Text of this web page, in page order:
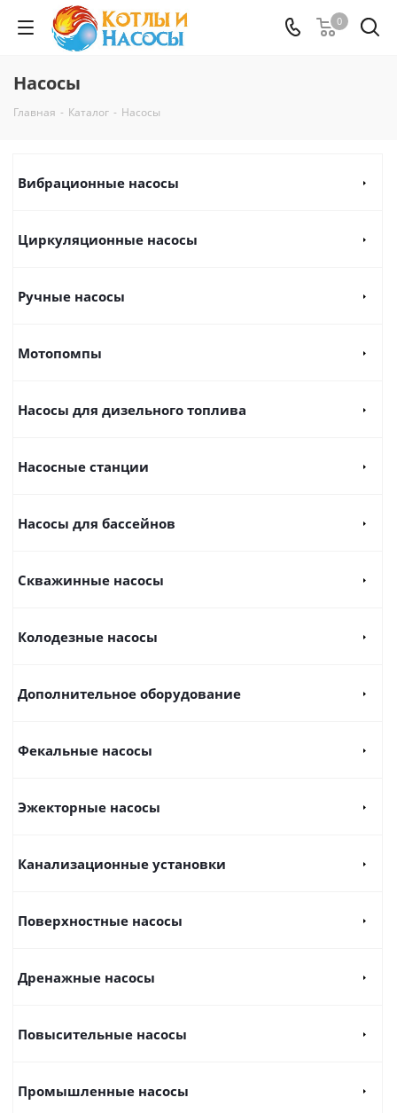
0
Насосы
Главная - Каталог - Насосы
Вибрационные насосы
Циркуляционные насосы
Ручные насосы
Мотопомпы
Насосы для дизельного топлива
Насосные станции
Насосы для бассейнов
Скважинные насосы
Колодезные насосы
Дополнительное оборудование
Фекальные насосы
Эжекторные насосы
Канализационные установки
Поверхностные насосы
Дренажные насосы
Повысительные насосы
Промышленные насосы